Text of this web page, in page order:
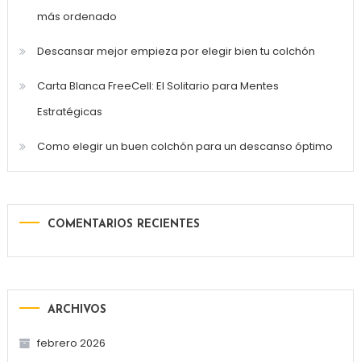
más ordenado
Descansar mejor empieza por elegir bien tu colchón
Carta Blanca FreeCell: El Solitario para Mentes
Estratégicas
Como elegir un buen colchón para un descanso óptimo
COMENTARIOS RECIENTES
ARCHIVOS
febrero 2026